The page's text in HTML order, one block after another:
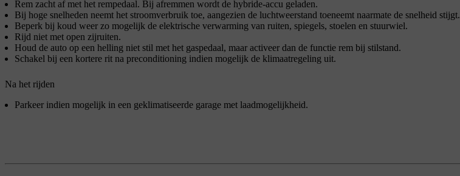
Rem zacht af met het rempedaal. Bij afremmen wordt de hybride-accu geladen.
Bij hoge snelheden neemt het stroomverbruik toe, aangezien de luchtweerstand toeneemt naarmate de snelheid stijgt.
Beperk bij koud weer zo mogelijk de elektrische verwarming van ruiten, spiegels, stoelen en stuurwiel.
Rijd niet met open zijruiten.
Houd de auto op een helling niet stil met het gaspedaal, maar activeer dan de functie rem bij stilstand.
Schakel bij een kortere rit na preconditioning indien mogelijk de klimaatregeling uit.
Na het rijden
Parkeer indien mogelijk in een geklimatiseerde garage met laadmogelijkheid.